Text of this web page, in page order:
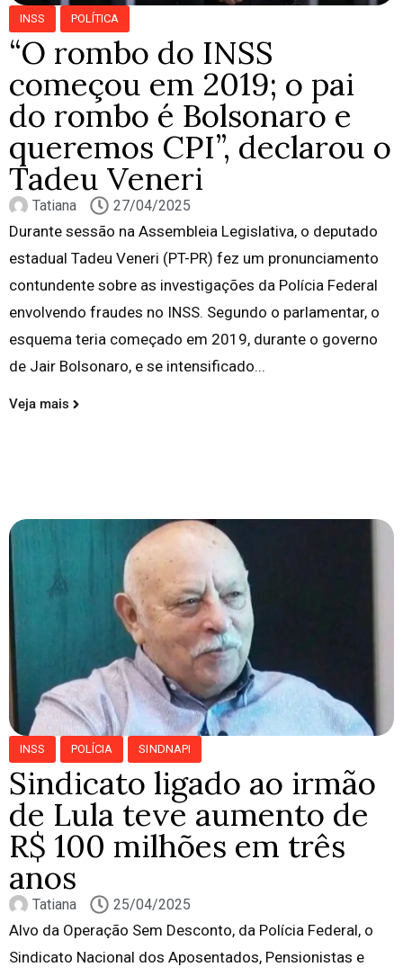
INSS POLÍTICA
“O rombo do INSS
começou em 2019; o pai
do rombo é Bolsonaro e
queremos CPI”, declarou o
Tadeu Veneri
Tatiana 27/04/2025
Durante sessão na Assembleia Legislativa, o deputado
estadual Tadeu Veneri (PT-PR) fez um pronunciamento
contundente sobre as investigações da Polícia Federal
envolvendo fraudes no INSS. Segundo o parlamentar, o
esquema teria começado em 2019, durante o governo
de Jair Bolsonaro, e se intensificado...
Veja mais
INSS POLÍCIA SINDNAPI
Sindicato ligado ao irmão
de Lula teve aumento de
R$ 100 milhões em três
anos
Tatiana 25/04/2025
Alvo da Operação Sem Desconto, da Polícia Federal, o
Sindicato Nacional dos Aposentados, Pensionistas e